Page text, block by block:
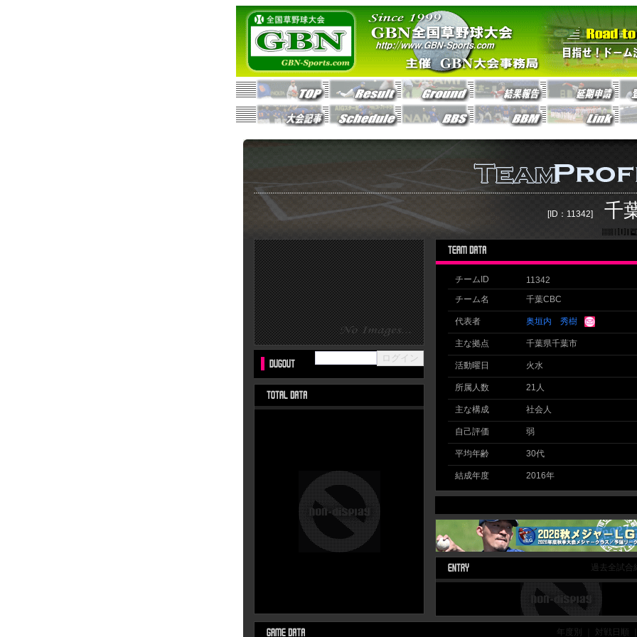
[ID：11342] 千
チームID 11342
チーム名 千葉CBC
代表者 奥垣内 秀樹
主な拠点 千葉県千葉市
活動曜日 火水
所属人数 21人
主な構成 社会人
自己評価 弱
平均年齢 30代
結成年度 2016年
過去全試合
年度別 ｜ 対戦日順